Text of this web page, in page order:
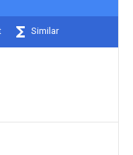
Similar